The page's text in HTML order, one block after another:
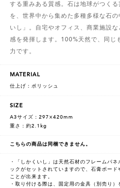
する重みある質感。石は地球がつく
を、世界中から集めた多種多様な石
いし」。自宅やオフィス、商業施設
感を発揮します。100%天然で、同じ
力です。
MATERIAL
仕上げ：ポリッシュ
SIZE
A3サイズ：297×420mm
重さ：約2.1kg
こちらの商品は同梱できません。
・「しかくいし」は天然石材のフレームパ
ックがセットされていますので、石膏ボー
ことが出来ます。
・取り付ける際は、固定用の金具（別売り